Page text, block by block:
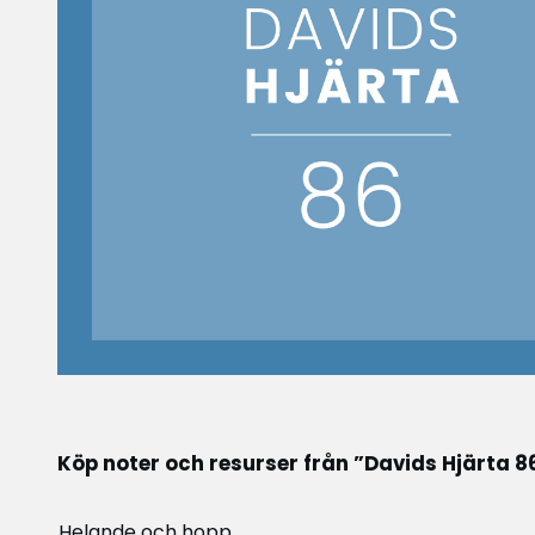
Köp noter och resurser från ”Davids Hjärta